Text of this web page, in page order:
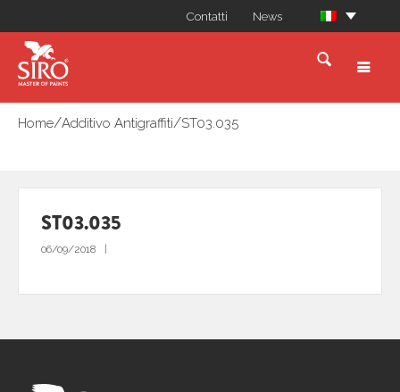
Contatti News
Home/Additivo Antigraffiti/ST03.035
ST03.035
06/09/2018